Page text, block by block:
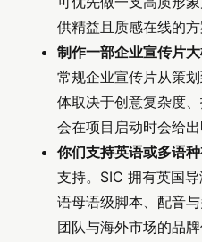
供精益且质感在线的方
制作一部企业宣传片
常规企业宣传片从策
体取决于创意复杂度
会在项目启动时会给出
你们支持英语或多语
支持。SIC 拥有英国
语母语级脚本、配音
团队与海外市场的品牌